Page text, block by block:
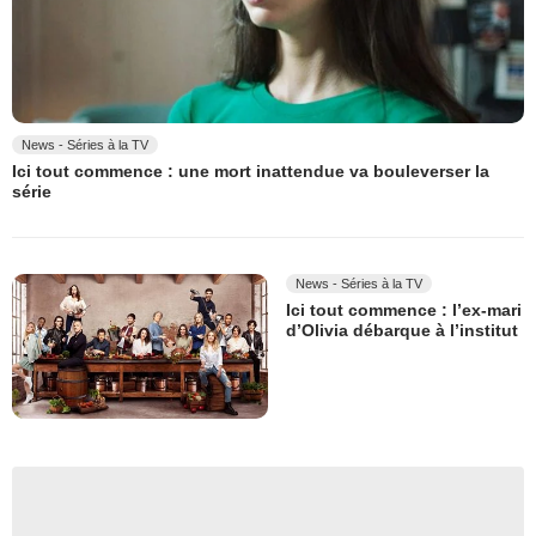
News - Séries à la TV
Ici tout commence : une mort inattendue va bouleverser la
série
News - Séries à la TV
Ici tout commence : l’ex-mari
d’Olivia débarque à l’institut